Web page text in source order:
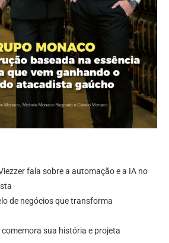
fala sobre a automação e a IA no
de negócios que transforma
comemora sua história e projeta